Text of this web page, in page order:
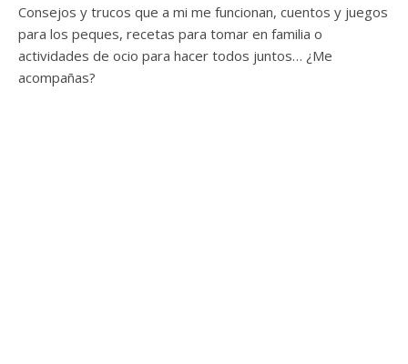
Consejos y trucos que a mi me funcionan, cuentos y juegos
para los peques, recetas para tomar en familia o
actividades de ocio para hacer todos juntos… ¿Me
acompañas?